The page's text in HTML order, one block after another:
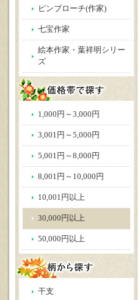
ピンブローチ(作家)
七宝作家
絵本作家・葉祥明シリー
ズ
1,000円～3,000円
3,001円～5,000円
5,001円～8,000円
8,001円～10,000円
10,001円以上
30,000円以上
50,000円以上
干支